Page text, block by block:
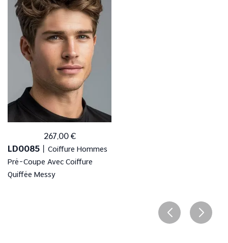
267,00 €
LD0085
Coiffure Hommes
Pré-Coupe Avec Coiffure
Quiffée Messy